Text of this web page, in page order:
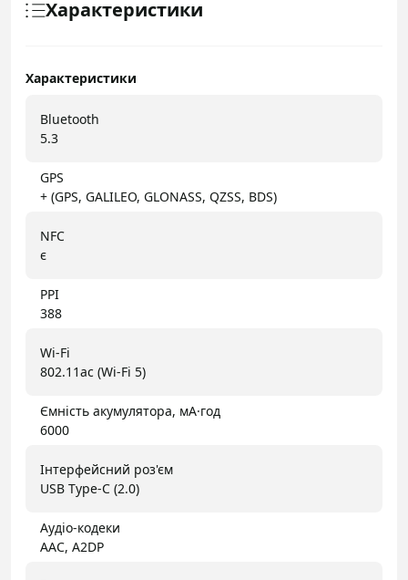
Характеристики
Характеристики
Bluetooth
5.3
GPS
+ (GPS, GALILEO, GLONASS, QZSS, BDS)
NFC
є
PPI
388
Wi-Fi
802.11ac (Wi-Fi 5)
Ємність акумулятора, мА·год
6000
Інтерфейсний роз'єм
USB Type-C (2.0)
Аудіо-кодеки
AAC, A2DP